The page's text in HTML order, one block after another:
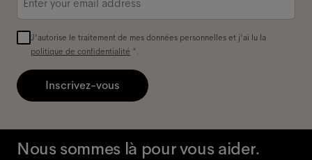
J'autorise le traitement de mes données personnelles et j'ai lu la
politique de confidentialité *.
Inscrivez-vous
Nous sommes là pour vous aider.